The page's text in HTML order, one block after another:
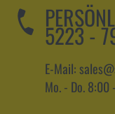
5223 -
E-Mail:
Mo. - Do.